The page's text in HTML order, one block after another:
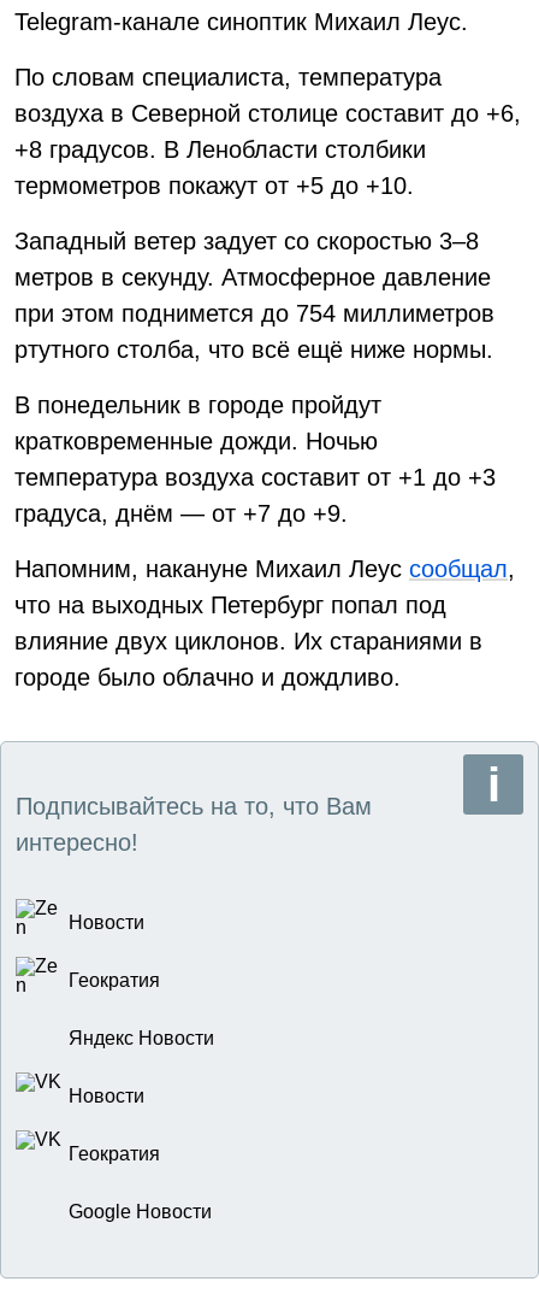
Telegram-канале синоптик Михаил Леус.
По словам специалиста, температура
воздуха в Северной столице составит до +6,
+8 градусов. В Ленобласти столбики
термометров покажут от +5 до +10.
Западный ветер задует со скоростью 3–8
метров в секунду. Атмосферное давление
при этом поднимется до 754 миллиметров
ртутного столба, что всё ещё ниже нормы.
В понедельник в городе пройдут
кратковременные дожди. Ночью
температура воздуха составит от +1 до +3
градуса, днём — от +7 до +9.
Напомним, накануне Михаил Леус сообщал,
что на выходных Петербург попал под
влияние двух циклонов. Их стараниями в
городе было облачно и дождливо.
Подписывайтесь на то, что Вам
интересно!
Новости
Геократия
Яндекс Новости
Новости
Геократия
Google Новости